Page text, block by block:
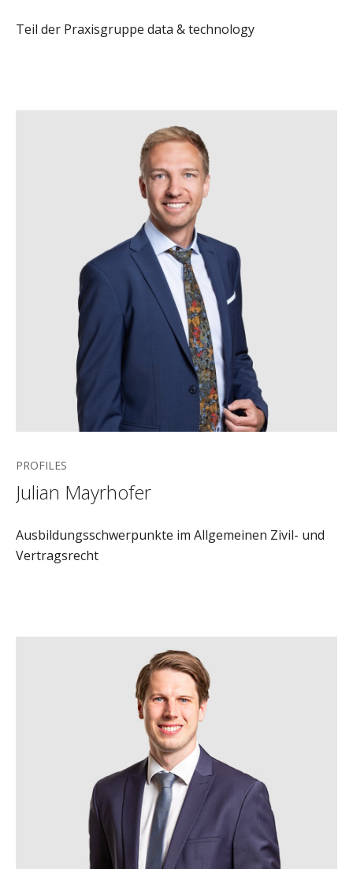
Teil der Praxisgruppe data & technology
PROFILES
Julian Mayrhofer
Ausbildungsschwerpunkte im Allgemeinen Zivil- und
Vertragsrecht